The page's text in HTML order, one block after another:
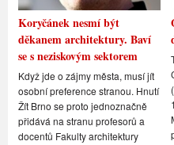
Koryčánek nesmí být
děkanem architektury. Baví
se s neziskovým sektorem
Když jde o zájmy města, musí jít
osobní preference stranou. Hnutí
Žít Brno se proto jednoznačně
přidává na stranu profesorů a
docentů Fakulty architektury